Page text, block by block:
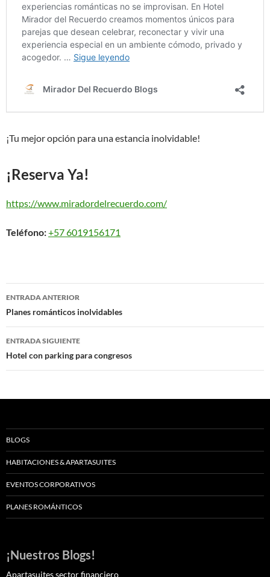
¡Tu mejor opción para una estancia inolvidable!
¡Reserva Ya!
https://www.miradordelrecuerdo.com/
Teléfono:+57 6019156171
Navegación
de
entradas
ENTRADA ANTERIOR
Planes románticos inolvidables
ENTRADA SIGUIENTE
Hotel con parking para congresos
BLOGS
HABITACIONES & APARTASUITES
EVENTOS CORPORATIVOS
PLANES ROMÁNTICOS
¡Nuestros Blogs!
Apartasuites sector financiero